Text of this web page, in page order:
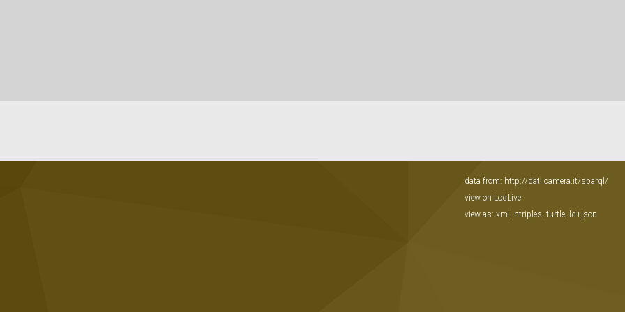
data from: http://dati.camera.it/sparql/
view on LodLive
view as: xml , ntriples, turtle, ld+json